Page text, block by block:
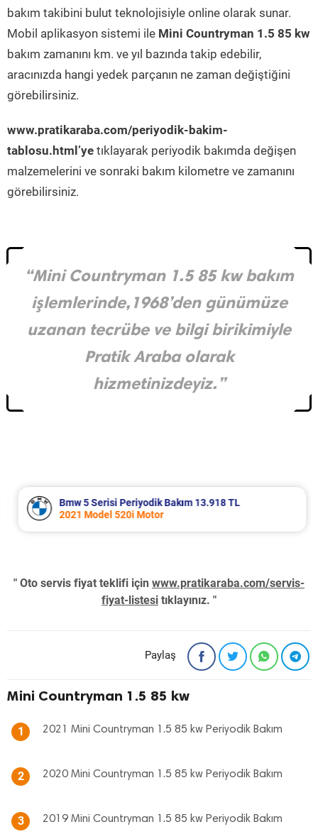
bakım takibini bulut teknolojisiyle online olarak sunar.
Mobil aplikasyon sistemi ile Mini Countryman 1.5 85 kw
bakım zamanını km. ve yıl bazında takip edebilir,
aracınızda hangi yedek parçanın ne zaman değiştiğini
görebilirsiniz.
www.pratikaraba.com/periyodik-bakim-
tablosu.html’ye tıklayarak periyodik bakımda değişen
malzemelerini ve sonraki bakım kilometre ve zamanını
görebilirsiniz.
“Mini Countryman 1.5 85 kw bakım
işlemlerinde,1968’den günümüze
uzanan tecrübe ve bilgi birikimiyle
Pratik Araba olarak
hizmetinizdeyiz.”
Bmw 5 Serisi Periyodik Bakım 13.918 TL
2021 Model 520i Motor
" Oto servis fiyat teklifi için www.pratikaraba.com/servis-
fiyat-listesi tıklayınız. "
Paylaş
Mini Countryman 1.5 85 kw
1 2021 Mini Countryman 1.5 85 kw Periyodik Bakım
2 2020 Mini Countryman 1.5 85 kw Periyodik Bakım
3 2019 Mini Countryman 1.5 85 kw Periyodik Bakım